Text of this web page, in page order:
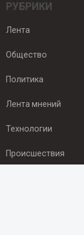
РУБРИКИ
Лента
Общество
Политика
Лента мнений
Технологии
Происшествия